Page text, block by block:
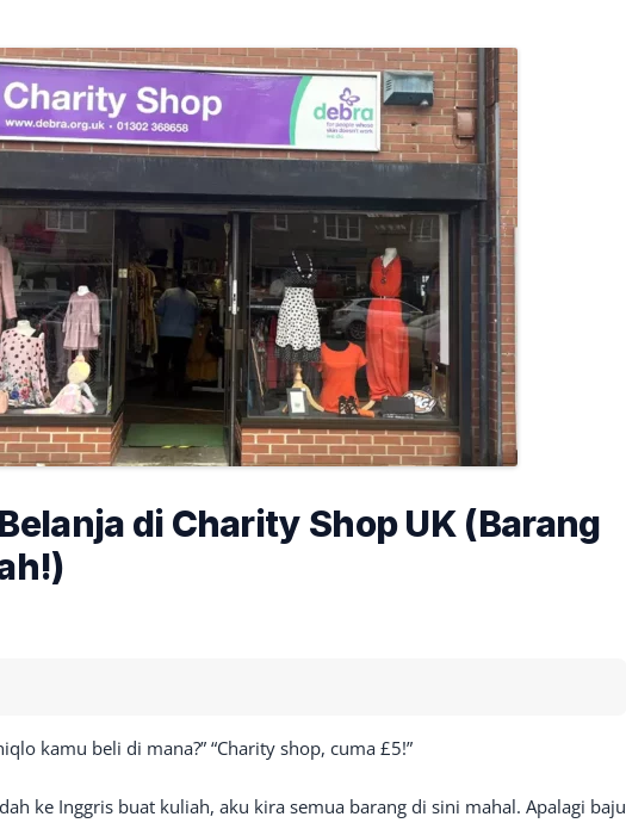
di Charity Shop UK (Barang
kamu beli di mana?” “Charity shop, cuma £5!”
ke Inggris buat kuliah, aku kira semua barang di sini mahal. Apalagi baju